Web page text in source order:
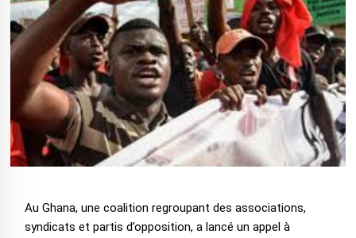
Au Ghana, une coalition regroupant des associations,
syndicats et partis d’opposition, a lancé un appel à